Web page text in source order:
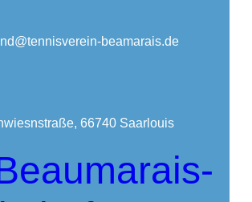
beamarais.de
66740 Saarlouis